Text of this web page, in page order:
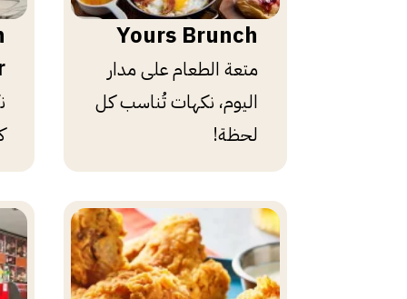
Yours Brunch
متعة الطعام على مدار
اليوم، نكهات تُناسب كل
لحظة!